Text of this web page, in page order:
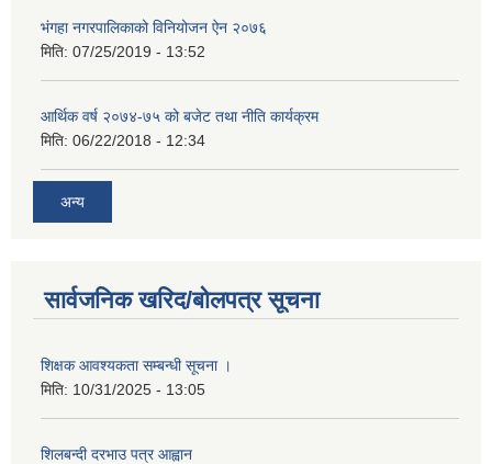
भंगहा नगरपालिकाको विनियोजन ऐन २०७६
मिति: 07/25/2019 - 13:52
आर्थिक वर्ष २०७४-७५ को बजेट तथा नीति कार्यक्रम
मिति: 06/22/2018 - 12:34
अन्य
सार्वजनिक खरिद/बोलपत्र सूचना
शिक्षक आवश्यकता सम्बन्धी सूचना ।
मिति: 10/31/2025 - 13:05
शिलबन्दी दरभाउ पत्र आह्वान